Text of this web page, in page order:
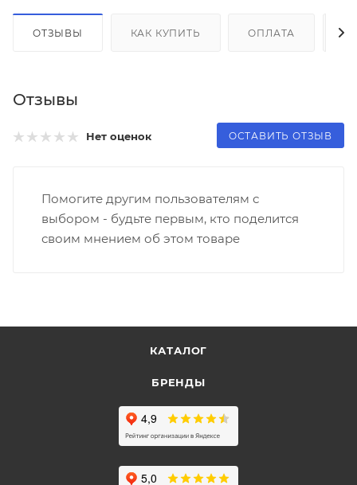
ОТЗЫВЫ КАК КУПИТЬ ОПЛАТА
Отзывы
Нет оценок ОСТАВИТЬ ОТЗЫВ
Помогите другим пользователям с
выбором - будьте первым, кто поделится
своим мнением об этом товаре
КАТАЛОГ
БРЕНДЫ